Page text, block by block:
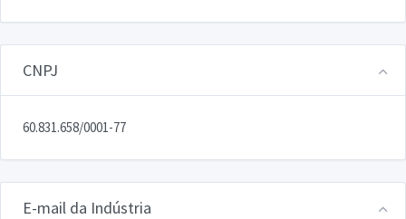
CNPJ
60.831.658/0001-77
E-mail da Indústria